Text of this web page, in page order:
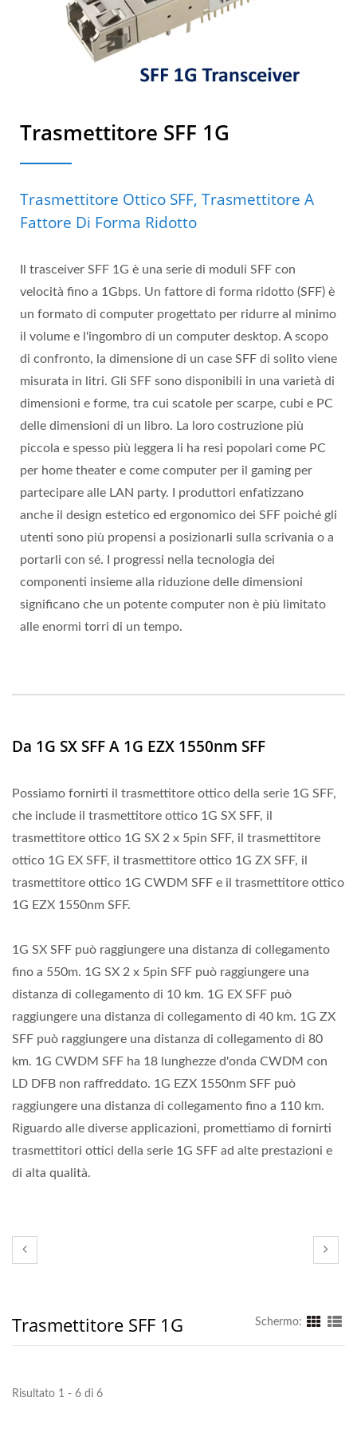
Trasmettitore SFF 1G
Trasmettitore Ottico SFF, Trasmettitore A
Fattore Di Forma Ridotto
Il trasceiver SFF 1G è una serie di moduli SFF con
velocità fino a 1Gbps. Un fattore di forma ridotto (SFF) è
un formato di computer progettato per ridurre al minimo
il volume e l'ingombro di un computer desktop. A scopo
di confronto, la dimensione di un case SFF di solito viene
misurata in litri. Gli SFF sono disponibili in una varietà di
dimensioni e forme, tra cui scatole per scarpe, cubi e PC
delle dimensioni di un libro. La loro costruzione più
piccola e spesso più leggera li ha resi popolari come PC
per home theater e come computer per il gaming per
partecipare alle LAN party. I produttori enfatizzano
anche il design estetico ed ergonomico dei SFF poiché gli
utenti sono più propensi a posizionarli sulla scrivania o a
portarli con sé. I progressi nella tecnologia dei
componenti insieme alla riduzione delle dimensioni
significano che un potente computer non è più limitato
alle enormi torri di un tempo.
Da 1G SX SFF A 1G EZX 1550nm SFF
Possiamo fornirti il trasmettitore ottico della serie 1G SFF,
che include il trasmettitore ottico 1G SX SFF, il
trasmettitore ottico 1G SX 2 x 5pin SFF, il trasmettitore
ottico 1G EX SFF, il trasmettitore ottico 1G ZX SFF, il
trasmettitore ottico 1G CWDM SFF e il trasmettitore ottico
1G EZX 1550nm SFF.
1G SX SFF può raggiungere una distanza di collegamento
fino a 550m. 1G SX 2 x 5pin SFF può raggiungere una
distanza di collegamento di 10 km. 1G EX SFF può
raggiungere una distanza di collegamento di 40 km. 1G ZX
SFF può raggiungere una distanza di collegamento di 80
km. 1G CWDM SFF ha 18 lunghezze d'onda CWDM con
LD DFB non raffreddato. 1G EZX 1550nm SFF può
raggiungere una distanza di collegamento fino a 110 km.
Riguardo alle diverse applicazioni, promettiamo di fornirti
trasmettitori ottici della serie 1G SFF ad alte prestazioni e
di alta qualità.
Trasmettitore SFF 1G Schermo:
Risultato 1 - 6 di 6